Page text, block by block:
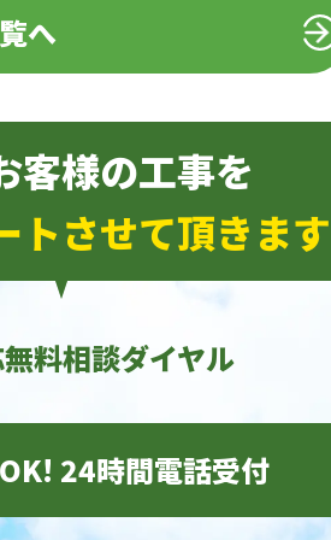
へ
客様の工事を
トさせて頂きま
料相談ダイヤル
24時間電話受付